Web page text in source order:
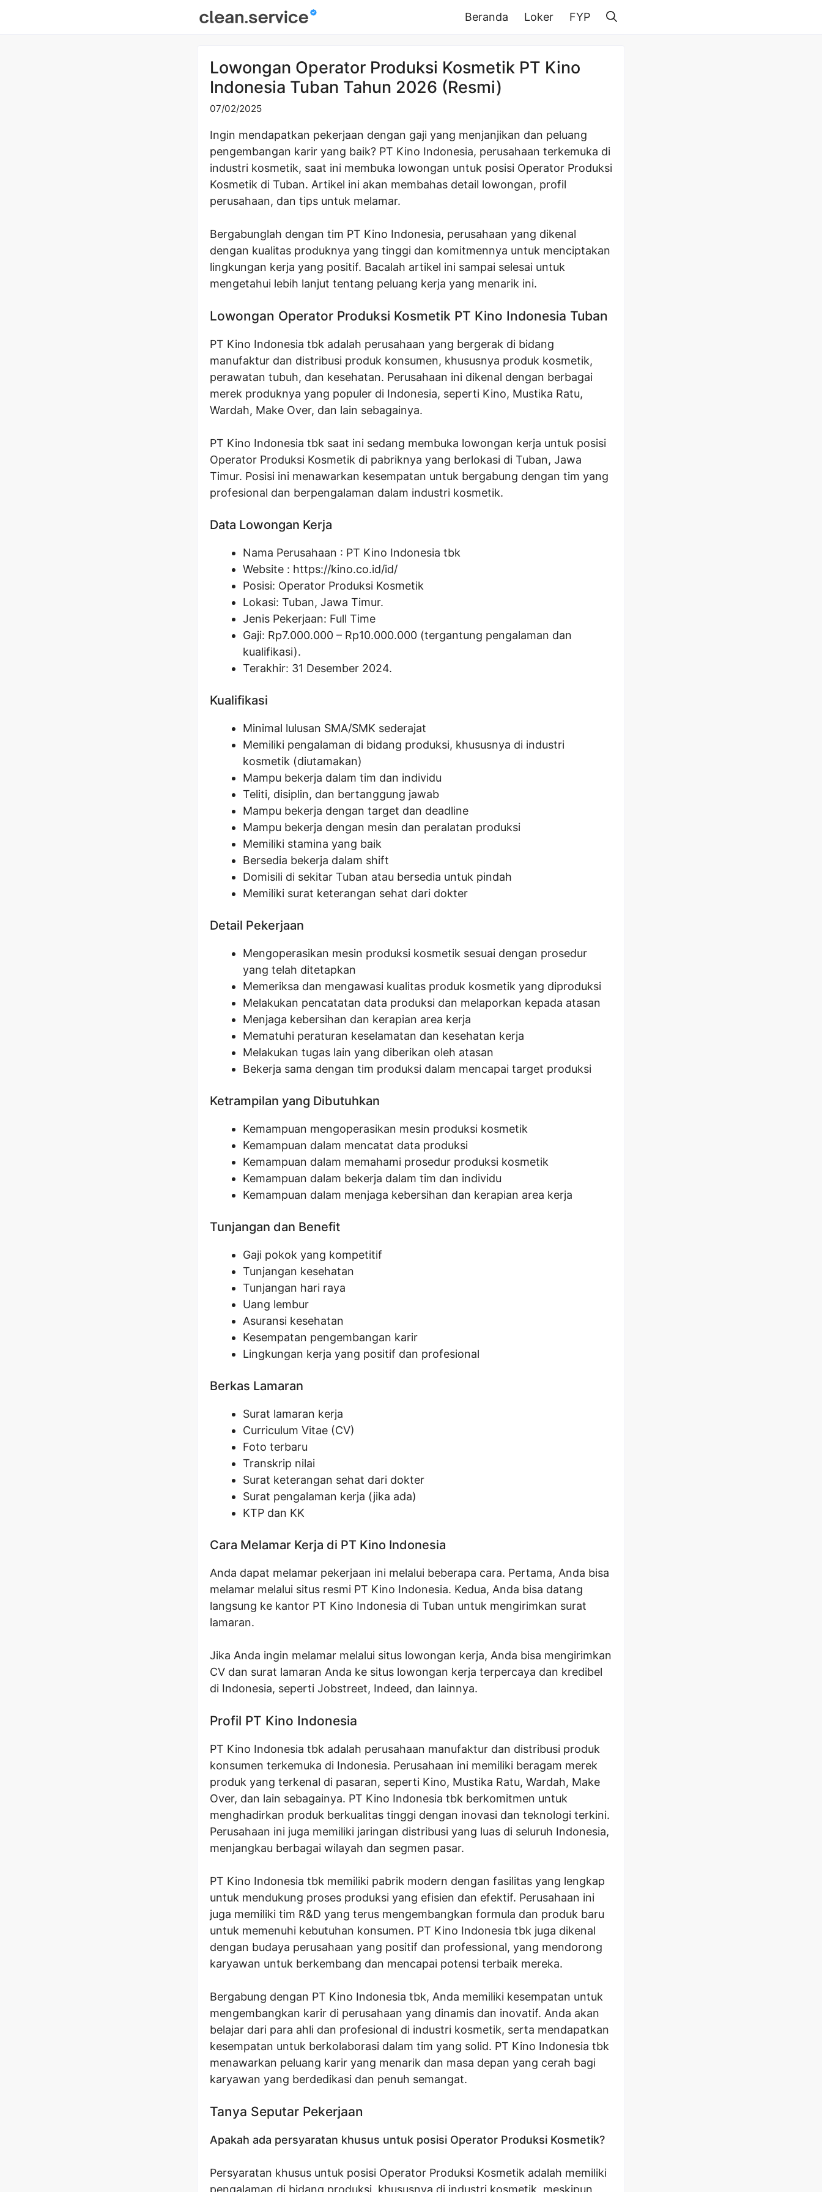
Beranda Loker FYP
Lowongan Operator Produksi Kosmetik PT Kino
Indonesia Tuban Tahun 2026 (Resmi)
07/02/2025
Ingin mendapatkan pekerjaan dengan gaji yang menjanjikan dan peluang
pengembangan karir yang baik? PT Kino Indonesia, perusahaan terkemuka di
industri kosmetik, saat ini membuka lowongan untuk posisi Operator Produksi
Kosmetik di Tuban. Artikel ini akan membahas detail lowongan, profil
perusahaan, dan tips untuk melamar.
Bergabunglah dengan tim PT Kino Indonesia, perusahaan yang dikenal
dengan kualitas produknya yang tinggi dan komitmennya untuk menciptakan
lingkungan kerja yang positif. Bacalah artikel ini sampai selesai untuk
mengetahui lebih lanjut tentang peluang kerja yang menarik ini.
Lowongan Operator Produksi Kosmetik PT Kino Indonesia Tuban
PT Kino Indonesia tbk adalah perusahaan yang bergerak di bidang
manufaktur dan distribusi produk konsumen, khususnya produk kosmetik,
perawatan tubuh, dan kesehatan. Perusahaan ini dikenal dengan berbagai
merek produknya yang populer di Indonesia, seperti Kino, Mustika Ratu,
Wardah, Make Over, dan lain sebagainya.
PT Kino Indonesia tbk saat ini sedang membuka lowongan kerja untuk posisi
Operator Produksi Kosmetik di pabriknya yang berlokasi di Tuban, Jawa
Timur. Posisi ini menawarkan kesempatan untuk bergabung dengan tim yang
profesional dan berpengalaman dalam industri kosmetik.
Data Lowongan Kerja
Nama Perusahaan : PT Kino Indonesia tbk
Website : https://kino.co.id/id/
Posisi: Operator Produksi Kosmetik
Lokasi: Tuban, Jawa Timur.
Jenis Pekerjaan: Full Time
Gaji: Rp7.000.000 – Rp10.000.000 (tergantung pengalaman dan
kualifikasi).
Terakhir: 31 Desember 2024.
Kualifikasi
Minimal lulusan SMA/SMK sederajat
Memiliki pengalaman di bidang produksi, khususnya di industri
kosmetik (diutamakan)
Mampu bekerja dalam tim dan individu
Teliti, disiplin, dan bertanggung jawab
Mampu bekerja dengan target dan deadline
Mampu bekerja dengan mesin dan peralatan produksi
Memiliki stamina yang baik
Bersedia bekerja dalam shift
Domisili di sekitar Tuban atau bersedia untuk pindah
Memiliki surat keterangan sehat dari dokter
Detail Pekerjaan
Mengoperasikan mesin produksi kosmetik sesuai dengan prosedur
yang telah ditetapkan
Memeriksa dan mengawasi kualitas produk kosmetik yang diproduksi
Melakukan pencatatan data produksi dan melaporkan kepada atasan
Menjaga kebersihan dan kerapian area kerja
Mematuhi peraturan keselamatan dan kesehatan kerja
Melakukan tugas lain yang diberikan oleh atasan
Bekerja sama dengan tim produksi dalam mencapai target produksi
Ketrampilan yang Dibutuhkan
Kemampuan mengoperasikan mesin produksi kosmetik
Kemampuan dalam mencatat data produksi
Kemampuan dalam memahami prosedur produksi kosmetik
Kemampuan dalam bekerja dalam tim dan individu
Kemampuan dalam menjaga kebersihan dan kerapian area kerja
Tunjangan dan Benefit
Gaji pokok yang kompetitif
Tunjangan kesehatan
Tunjangan hari raya
Uang lembur
Asuransi kesehatan
Kesempatan pengembangan karir
Lingkungan kerja yang positif dan profesional
Berkas Lamaran
Surat lamaran kerja
Curriculum Vitae (CV)
Foto terbaru
Transkrip nilai
Surat keterangan sehat dari dokter
Surat pengalaman kerja (jika ada)
KTP dan KK
Cara Melamar Kerja di PT Kino Indonesia
Anda dapat melamar pekerjaan ini melalui beberapa cara. Pertama, Anda bisa
melamar melalui situs resmi PT Kino Indonesia. Kedua, Anda bisa datang
langsung ke kantor PT Kino Indonesia di Tuban untuk mengirimkan surat
lamaran.
Jika Anda ingin melamar melalui situs lowongan kerja, Anda bisa mengirimkan
CV dan surat lamaran Anda ke situs lowongan kerja terpercaya dan kredibel
di Indonesia, seperti Jobstreet, Indeed, dan lainnya.
Profil PT Kino Indonesia
PT Kino Indonesia tbk adalah perusahaan manufaktur dan distribusi produk
konsumen terkemuka di Indonesia. Perusahaan ini memiliki beragam merek
produk yang terkenal di pasaran, seperti Kino, Mustika Ratu, Wardah, Make
Over, dan lain sebagainya. PT Kino Indonesia tbk berkomitmen untuk
menghadirkan produk berkualitas tinggi dengan inovasi dan teknologi terkini.
Perusahaan ini juga memiliki jaringan distribusi yang luas di seluruh Indonesia,
menjangkau berbagai wilayah dan segmen pasar.
PT Kino Indonesia tbk memiliki pabrik modern dengan fasilitas yang lengkap
untuk mendukung proses produksi yang efisien dan efektif. Perusahaan ini
juga memiliki tim R&D yang terus mengembangkan formula dan produk baru
untuk memenuhi kebutuhan konsumen. PT Kino Indonesia tbk juga dikenal
dengan budaya perusahaan yang positif dan professional, yang mendorong
karyawan untuk berkembang dan mencapai potensi terbaik mereka.
Bergabung dengan PT Kino Indonesia tbk, Anda memiliki kesempatan untuk
mengembangkan karir di perusahaan yang dinamis dan inovatif. Anda akan
belajar dari para ahli dan profesional di industri kosmetik, serta mendapatkan
kesempatan untuk berkolaborasi dalam tim yang solid. PT Kino Indonesia tbk
menawarkan peluang karir yang menarik dan masa depan yang cerah bagi
karyawan yang berdedikasi dan penuh semangat.
Tanya Seputar Pekerjaan
Apakah ada persyaratan khusus untuk posisi Operator Produksi Kosmetik?
Persyaratan khusus untuk posisi Operator Produksi Kosmetik adalah memiliki
pengalaman di bidang produksi, khususnya di industri kosmetik, meskipun